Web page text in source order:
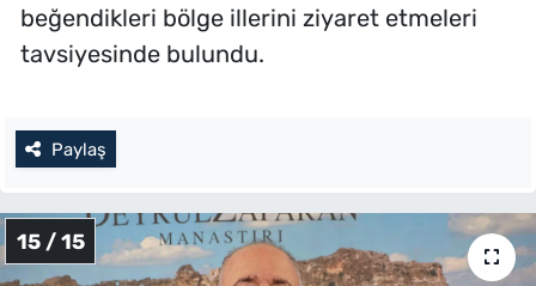
beğendikleri bölge illerini ziyaret etmeleri
tavsiyesinde bulundu.
Paylaş
15 / 15